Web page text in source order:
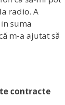
radio. A
suma
m-a ajutat să
contracte